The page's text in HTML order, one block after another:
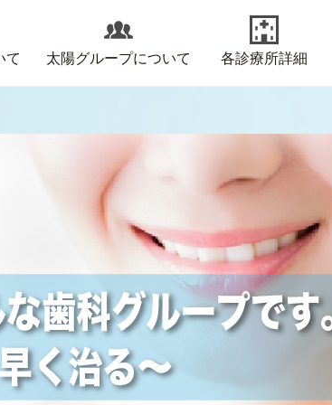
て 太陽グループについて 各診療所詳細